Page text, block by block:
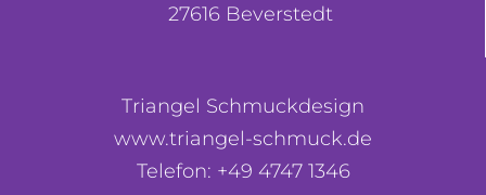
27616 Beverstedt
Triangel Schmuckdesign
www.triangel-schmuck.de
Telefon: +49 4747 1346